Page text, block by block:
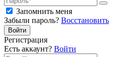
Запомнить меня
Забыли пароль? Восстановить
Войти
Регистрация
Есть аккаунт? Войти